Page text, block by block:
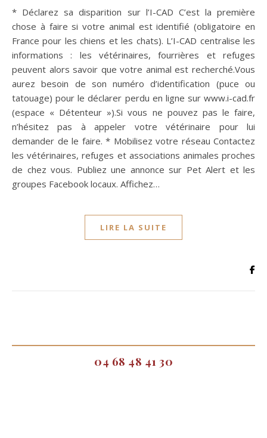
* Déclarez sa disparition sur l’I-CAD C’est la première
chose à faire si votre animal est identifié (obligatoire en
France pour les chiens et les chats). L’I-CAD centralise les
informations : les vétérinaires, fourrières et refuges
peuvent alors savoir que votre animal est recherché.Vous
aurez besoin de son numéro d’identification (puce ou
tatouage) pour le déclarer perdu en ligne sur www.i-cad.fr
(espace « Détenteur »).Si vous ne pouvez pas le faire,
n’hésitez pas à appeler votre vétérinaire pour lui
demander de le faire. * Mobilisez votre réseau Contactez
les vétérinaires, refuges et associations animales proches
de chez vous. Publiez une annonce sur Pet Alert et les
groupes Facebook locaux. Affichez…
LIRE LA SUITE
04 68 48 41 30